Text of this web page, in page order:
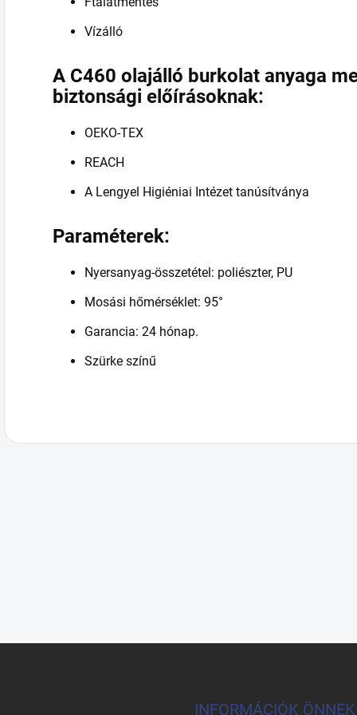
Vízálló
A C460 olajálló burkolat anyaga
biztonsági előírásoknak:
OEKO-TEX
REACH
A Lengyel Higiéniai Intézet tanúsítványa
Paraméterek:
Nyersanyag-összetétel: poliészter, PU
Mosási hőmérséklet: 95°
Garancia: 24 hónap.
Szürke színű
INFORMÁCIÓK ÖNNEK